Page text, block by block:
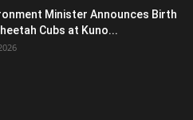
Minister Announces Birth
Cubs at Kuno...